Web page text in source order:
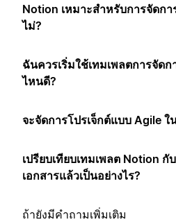
Notion เหมาะสำหรับการจัดกา
ไม่?
ฉันควรเริ่มใช้เทมเพลตการจัดก
ไหนดี?
จะจัดการโปรเจ็กต์แบบ Agile
เปรียบเทียบเทมเพลต Notion กั
เอกสารแล้วเป็นอย่างไร?
ถ้ายังมีคำถามเพิ่มเติม